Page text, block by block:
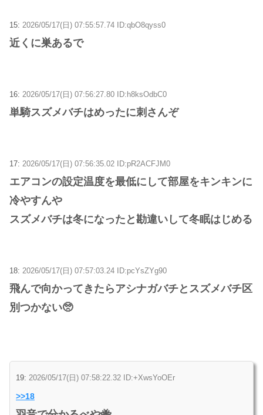
15: 2026/05/17(日) 07:55:57.74 ID:qbO8qyss0
近くに巣あるで
16: 2026/05/17(日) 07:56:27.80 ID:h8ksOdbC0
単騎スズメバチはめったに刺さんぞ
17: 2026/05/17(日) 07:56:35.02 ID:pR2ACFJM0
エアコンの設定温度を最低にして部屋をキンキンに
冷やすんや
スズメバチは冬になったと勘違いして冬眠はじめる
18: 2026/05/17(日) 07:57:03.24 ID:pcYsZYg90
飛んで向かってきたらアシナガバチとスズメバチ区
別つかない🥺
19: 2026/05/17(日) 07:58:22.32 ID:+XwsYoOEr
>>18